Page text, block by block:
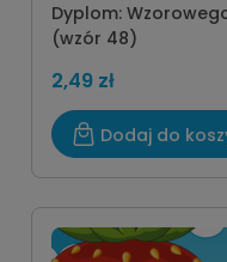
Dyplom:
(wzór 48)
2,49 zł
Dodaj do